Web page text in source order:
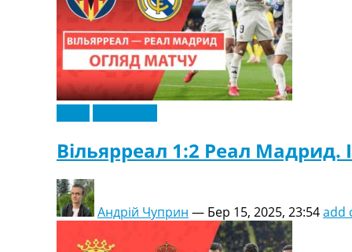
Вільярреал 1:2 Реал Мадрид.
Андрій Чуприн — Бер 15, 2025, 23:54add